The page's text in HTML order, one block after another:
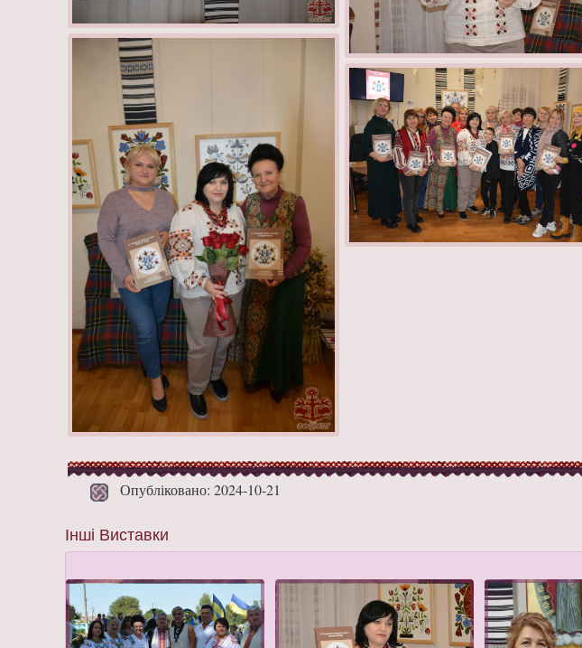
Опубліковано: 2024-10-21
Інші Виставки